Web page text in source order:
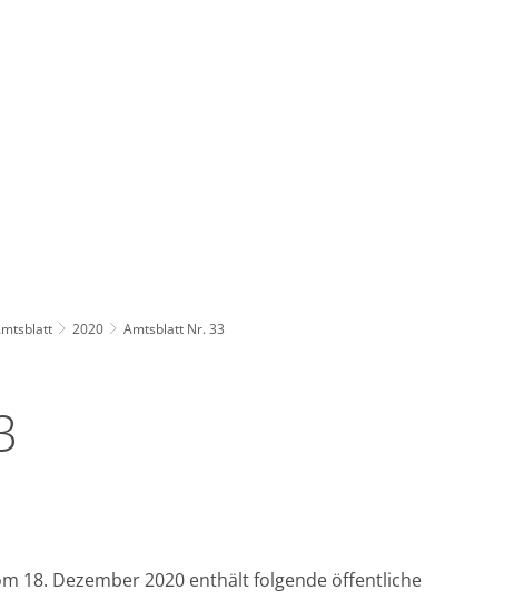
2020 Amtsblatt Nr. 33
18. Dezember 2020 enthält folgende öffentliche